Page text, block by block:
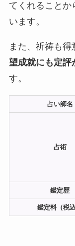
てくれることか
います。
また、祈祷も得
望成就にも定評
す。
占い師名
占術
鑑定歴
鑑定料（税込